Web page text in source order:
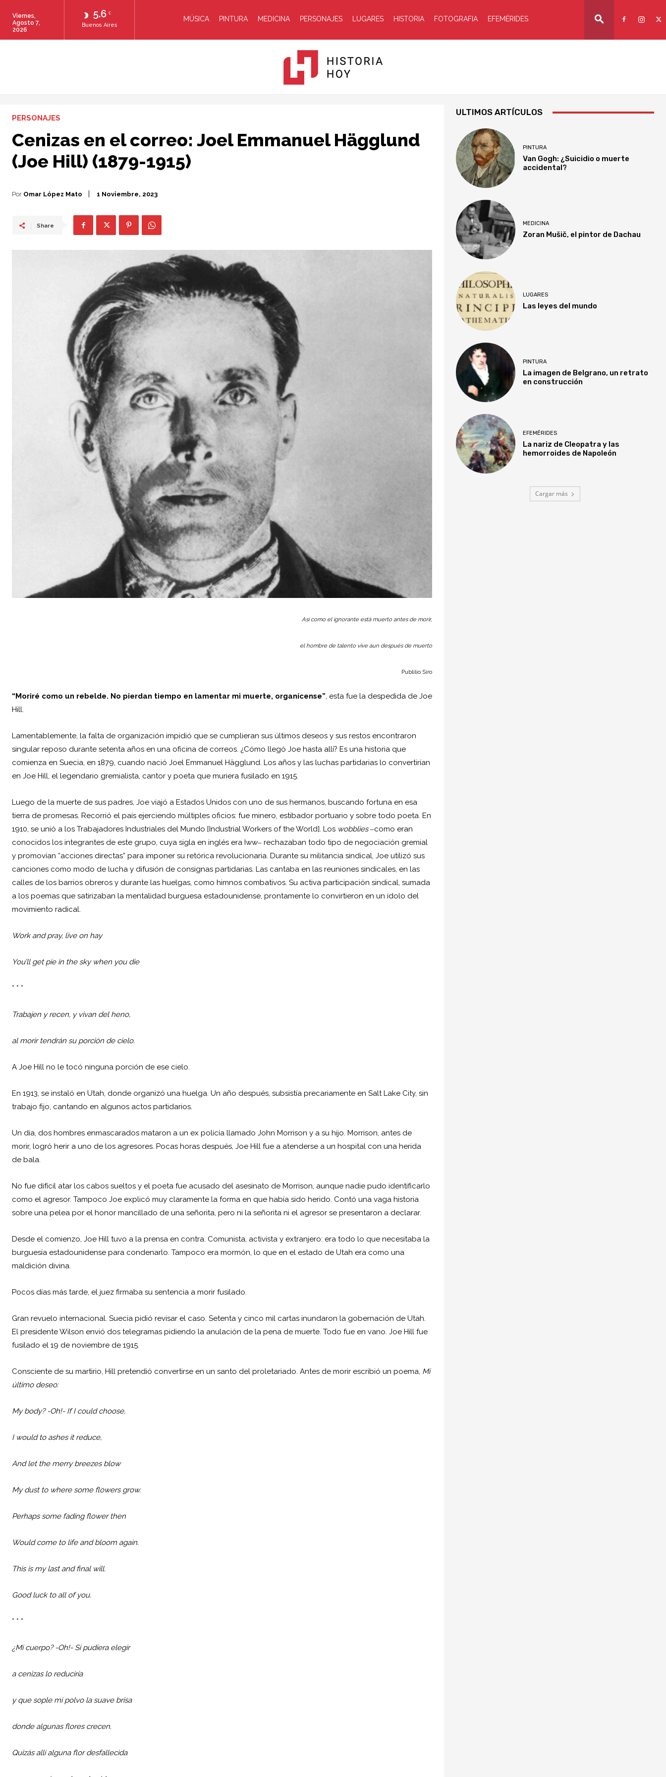
5.6 C
Buenos Aires
Viernes,
Agosto 7,
2026
MÚSICA PINTURA MEDICINA PERSONAJES LUGARES HISTORIA FOTOGRAFIA EFEMÉRIDES
PERSONAJES
Cenizas en el correo: Joel Emmanuel Hägglund
(Joe Hill) (1879-1915)
Por Omar López Mato 1 Noviembre, 2023
Share
Así como el ignorante está muerto antes de morir,
el hombre de talento vive aun después de muerto
Publilio Siro
“Moriré como un rebelde. No pierdan tiempo en lamentar mi muerte, organícense”, esta fue la despedida de Joe
Hill.
Lamentablemente, la falta de organización impidió que se cumplieran sus últimos deseos y sus restos encontraron
singular reposo durante setenta años en una oficina de correos. ¿Cómo llegó Joe hasta allí? Es una historia que
comienza en Suecia, en 1879, cuando nació Joel Emmanuel Hägglund. Los años y las luchas partidarias lo convertirían
en Joe Hill, el legendario gremialista, cantor y poeta que muriera fusilado en 1915.
Luego de la muerte de sus padres, Joe viajó a Estados Unidos con uno de sus hermanos, buscando fortuna en esa
tierra de promesas. Recorrió el país ejerciendo múltiples oficios: fue minero, estibador portuario y sobre todo poeta. En
1910, se unió a los Trabajadores Industriales del Mundo [Industrial Workers of the World]. Los wobblies‒como eran
conocidos los integrantes de este grupo, cuya sigla en inglés era Iww‒ rechazaban todo tipo de negociación gremial
y promovían “acciones directas” para imponer su retórica revolucionaria. Durante su militancia sindical, Joe utilizó sus
canciones como modo de lucha y difusión de consignas partidarias. Las cantaba en las reuniones sindicales, en las
calles de los barrios obreros y durante las huelgas, como himnos combativos. Su activa participación sindical, sumada
a los poemas que satirizaban la mentalidad burguesa estadounidense, prontamente lo convirtieron en un ídolo del
movimiento radical.
Work and pray, live on hay
You’ll get pie in the sky when you die
* * *
Trabajen y recen, y vivan del heno,
al morir tendrán su porción de cielo.
A Joe Hill no le tocó ninguna porción de ese cielo.
En 1913, se instaló en Utah, donde organizó una huelga. Un año después, subsistía precariamente en Salt Lake City, sin
trabajo fijo, cantando en algunos actos partidarios.
Un día, dos hombres enmascarados mataron a un ex policía llamado John Morrison y a su hijo. Morrison, antes de
morir, logró herir a uno de los agresores. Pocas horas después, Joe Hill fue a atenderse a un hospital con una herida
de bala.
No fue difícil atar los cabos sueltos y el poeta fue acusado del asesinato de Morrison, aunque nadie pudo identificarlo
como el agresor. Tampoco Joe explicó muy claramente la forma en que había sido herido. Contó una vaga historia
sobre una pelea por el honor mancillado de una señorita, pero ni la señorita ni el agresor se presentaron a declarar.
Desde el comienzo, Joe Hill tuvo a la prensa en contra. Comunista, activista y extranjero: era todo lo que necesitaba la
burguesía estadounidense para condenarlo. Tampoco era mormón, lo que en el estado de Utah era como una
maldición divina.
Pocos días más tarde, el juez firmaba su sentencia a morir fusilado.
Gran revuelo internacional. Suecia pidió revisar el caso. Setenta y cinco mil cartas inundaron la gobernación de Utah.
El presidente Wilson envió dos telegramas pidiendo la anulación de la pena de muerte. Todo fue en vano. Joe Hill fue
fusilado el 19 de noviembre de 1915.
Consciente de su martirio, Hill pretendió convertirse en un santo del proletariado. Antes de morir escribió un poema, Mi
último deseo:
My body? -Oh!- If I could choose,
I would to ashes it reduce,
And let the merry breezes blow
My dust to where some flowers grow.
Perhaps some fading flower then
Would come to life and bloom again.
This is my last and final will.
Good luck to all of you.
* * *
¿Mi cuerpo? -Oh!- Si pudiera elegir
a cenizas lo reduciría
y que sople mi polvo la suave brisa
donde algunas flores crecen.
Quizás allí alguna flor desfallecida
ULTIMOS ARTÍCULOS
PINTURA
Van Gogh: ¿Suicidio o muerte
accidental?
MEDICINA
Zoran Mušič, el pintor de Dachau
LUGARES
Las leyes del mundo
PINTURA
La imagen de Belgrano, un retrato
en construcción
EFEMÉRIDES
La nariz de Cleopatra y las
hemorroides de Napoleón
Cargar más